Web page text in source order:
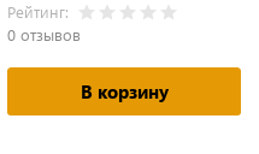
Рейтинг:
0 отзывов
В корзину